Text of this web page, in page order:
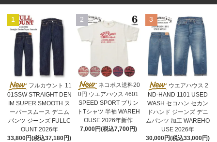
1
フルカウント 11
01SSW STRAIGHT DEN
IM SUPER SMOOTH ス
ーパースムース デニム
パンツ ジーンズ FULLC
OUNT 2026年
33,800円(税込37,180円)
2
ネコポス送料20
0円 ウエアハウス 4601
SPEED SPORT プリン
トTシャツ 半袖 WAREH
OUSE 2026年新作
7,000円(税込7,700円)
3
ウエアハウス 2
ND-HAND 1101 USED
WASH セコハン セカン
ドハンド ジーンズ デニ
ムパンツ 加工 WAREHO
USE 2026年
30,000円(税込33,000円)